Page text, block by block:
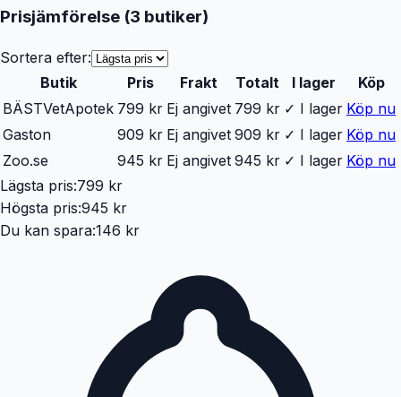
Prisjämförelse (3 butiker)
Sortera efter:
Butik
Pris Frakt Totalt I lager
Köp
BÄSTVetApotek 799 kr Ej angivet 799 kr ✓ I lager Köp nu
Gaston
909 kr Ej angivet 909 kr ✓ I lager Köp nu
Zoo.se
945 kr Ej angivet 945 kr ✓ I lager Köp nu
Lägsta pris:799 kr
Högsta pris:945 kr
Du kan spara:146 kr